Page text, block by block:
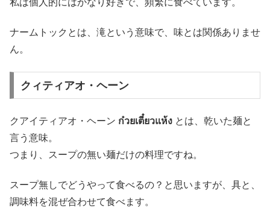
私は個人的にはかなり好きで、頻繁に食べています。
ナームトックとは、滝という意味で、味とは関係ありませ
ん。
クィティアオ・ヘーン
クアイティアオ・ヘーン ก๋วยเตี๋ยวแห้ง とは、乾いた麺と
言う意味。
つまり、スープの無い麺だけの料理ですね。
スープ無しでどうやって食べるの？と思いますが、具と、
調味料を混ぜ合わせて食べます。